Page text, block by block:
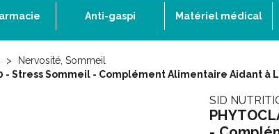
Anti-gaspi Matériel médical
Nervosité, Sommeil
- Stress Sommeil - Complément Alimentaire Aidant
SID